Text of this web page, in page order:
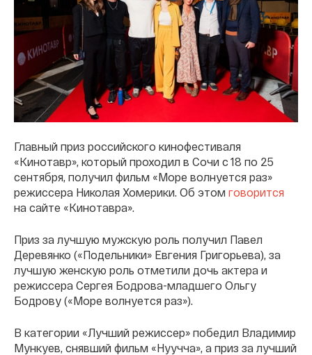
Главный приз российского кинофестиваля
«Кинотавр», который проходил в Сочи с 18 по 25
сентября, получил фильм «Море волнуется раз»
режиссера Николая Хомерики. Об этом говорится
на сайте «Кинотавра».
Приз за лучшую мужскую роль получил Павел
Деревянко («Подельники» Евгения Григорьева), за
лучшую женскую роль отметили дочь актера и
режиссера Сергея Бодрова-младшего Ольгу
Бодрову («Море волнуется раз»).
В категории «Лучший режиссер» победил Владимир
Мункуев, снявший фильм «Нуучча», а приз за лучший